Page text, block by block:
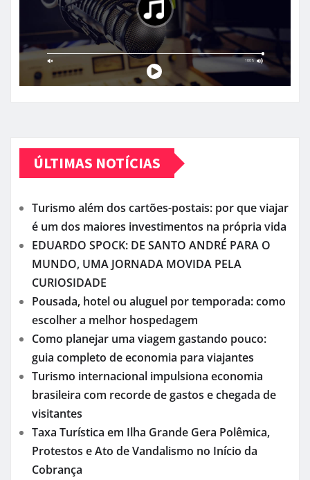
ÚLTIMAS NOTÍCIAS
Turismo além dos cartões-postais: por que viajar
é um dos maiores investimentos na própria vida
EDUARDO SPOCK: DE SANTO ANDRÉ PARA O
MUNDO, UMA JORNADA MOVIDA PELA
CURIOSIDADE
Pousada, hotel ou aluguel por temporada: como
escolher a melhor hospedagem
Como planejar uma viagem gastando pouco:
guia completo de economia para viajantes
Turismo internacional impulsiona economia
brasileira com recorde de gastos e chegada de
visitantes
Taxa Turística em Ilha Grande Gera Polêmica,
Protestos e Ato de Vandalismo no Início da
Cobrança